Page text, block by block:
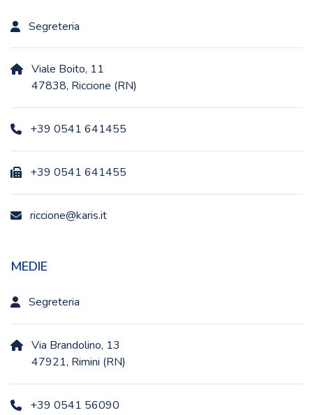
Segreteria
Viale Boito, 11
47838, Riccione (RN)
+39 0541 641455
+39 0541 641455
riccione@karis.it
MEDIE
Segreteria
Via Brandolino, 13
47921, Rimini (RN)
+39 0541 56090